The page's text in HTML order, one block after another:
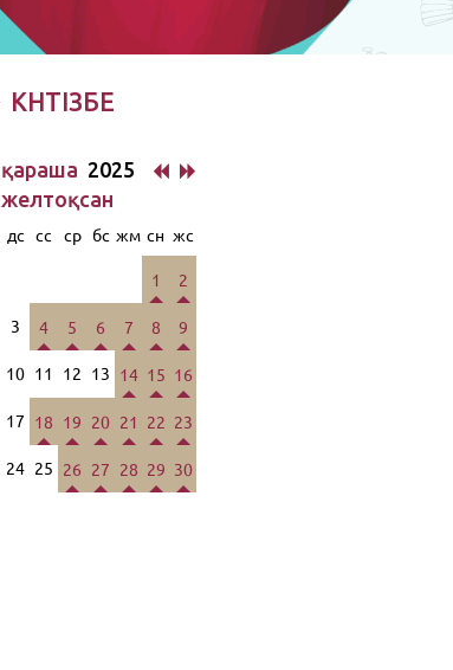
КҮНТІЗБЕ
қараша 2025
желтоқсан
дс сс ср бс жм сн жс
1 2
3 4 5 6 7 8 9
10 11 12 13 14 15 16
17 18 19 20 21 22 23
24 25 26 27 28 29 30